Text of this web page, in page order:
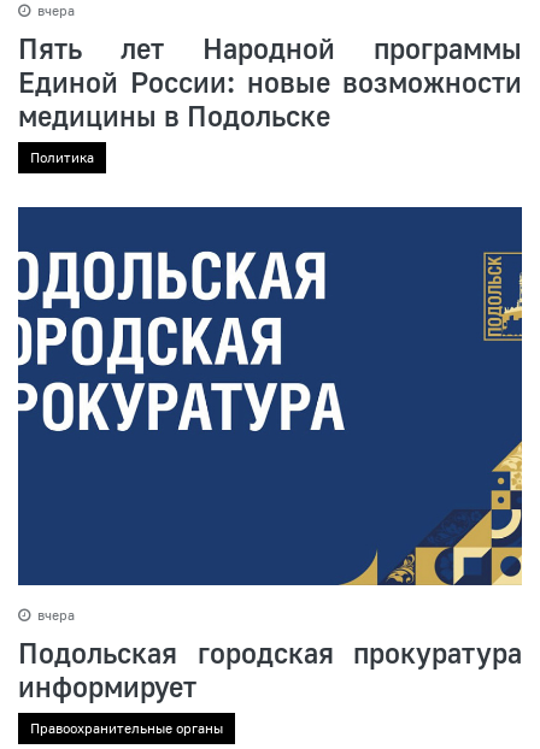
вчера
Пять лет Народной программы
Единой России: новые возможности
медицины в Подольске
Политика
вчера
Подольская городская прокуратура
информирует
Правоохранительные органы